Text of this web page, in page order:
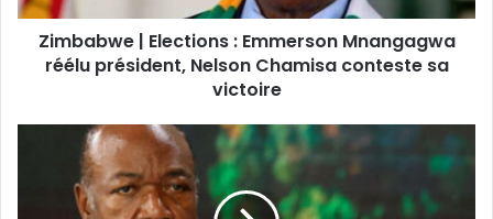
Zimbabwe | Elections : Emmerson Mnangagwa
réélu président, Nelson Chamisa conteste sa
victoire